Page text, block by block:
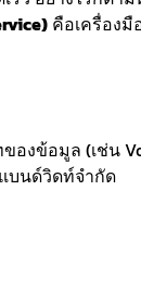
คือเครื่อง
งข้อมูล (เช่น
บนด์วิดท์จำกัด